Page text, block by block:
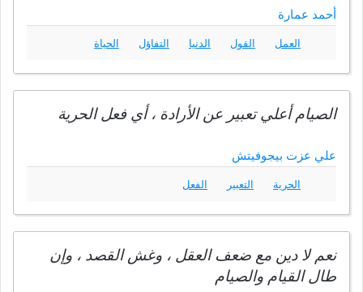
أحمد عمارة
العمل القول الدنيا التفاؤل الحياة
الصيام أعلي تعبير عن الأرادة ، أي فعل الحرية
علي عزت بيجوفيتش
الحرية التعبير الفعل
نعم لا دين مع ضعف العقل ، وغش القصد ، وإن
طال القيام والصيام